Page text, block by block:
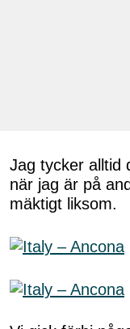
Jag tycker alltid
när jag är på
mäktigt liksom.